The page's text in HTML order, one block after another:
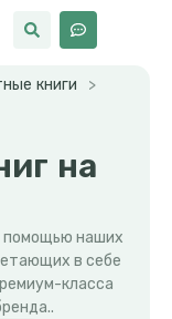
книги
>
на
помощью наших
в себе
класса